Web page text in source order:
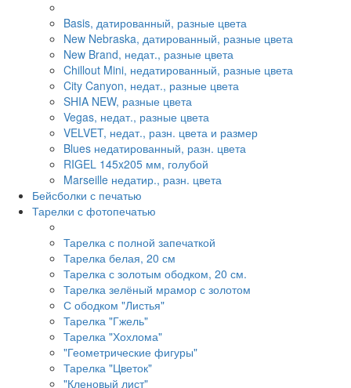
Basis, датированный, разные цвета
New Nebraska, датированный, разные цвета
New Brand, недат., разные цвета
Chillout Mini, недатированный, разные цвета
City Canyon, недат., разные цвета
SHIA NEW, разные цвета
Vegas, недат., разные цвета
VELVET, недат., разн. цвета и размер
Blues недатированный, разн. цвета
RIGEL 145x205 мм, голубой
Marseille недатир., разн. цвета
Бейсболки с печатью
Тарелки с фотопечатью
Тарелка с полной запечаткой
Тарелка белая, 20 см
Тарелка с золотым ободком, 20 см.
Тарелка зелёный мрамор с золотом
С ободком "Листья"
Тарелка "Гжель"
Тарелка "Хохлома"
"Геометрические фигуры"
Тарелка "Цветок"
"Кленовый лист"